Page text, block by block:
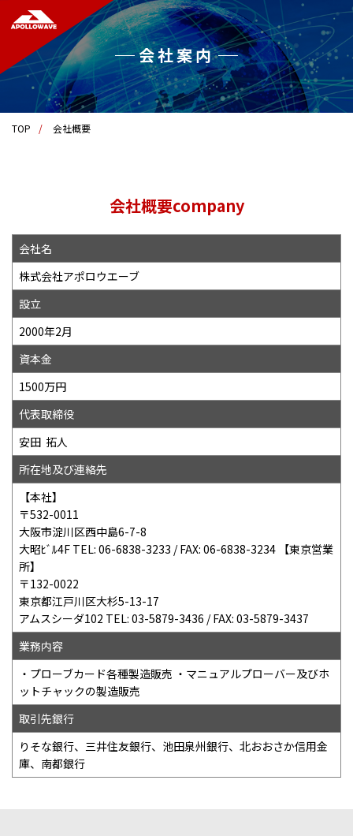
会社案内
TOP 会社概要
会社概要company
会社名
株式会社アポロウエーブ
設立
2000年2月
資本金
1500万円
代表取締役
安田 拓人
所在地及び連絡先
【本社】
〒532-0011
大阪市淀川区西中島6-7-8
大昭ﾋﾞﾙ4F TEL: 06-6838-3233 / FAX: 06-6838-3234 【東京営業
所】
〒132-0022
東京都江戸川区大杉5-13-17
アムスシーダ102 TEL: 03-5879-3436 / FAX: 03-5879-3437
業務内容
・プローブカード各種製造販売 ・マニュアルプローバー及びホ
ットチャックの製造販売
取引先銀行
りそな銀行、三井住友銀行、池田泉州銀行、北おおさか信用金
庫、南都銀行